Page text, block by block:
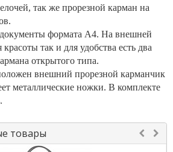
так же прорезной карман на
формата А4. На внешней
так и для удобства есть два
открытого типа.
внешний прорезной карманчик
металлические ножки. В комплекте
товары